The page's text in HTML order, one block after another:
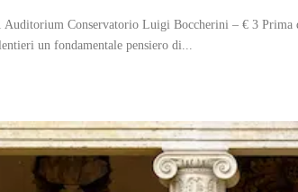
Auditorium Conservatorio Luigi Boccherini – € 3
un fondamentale pensiero di...